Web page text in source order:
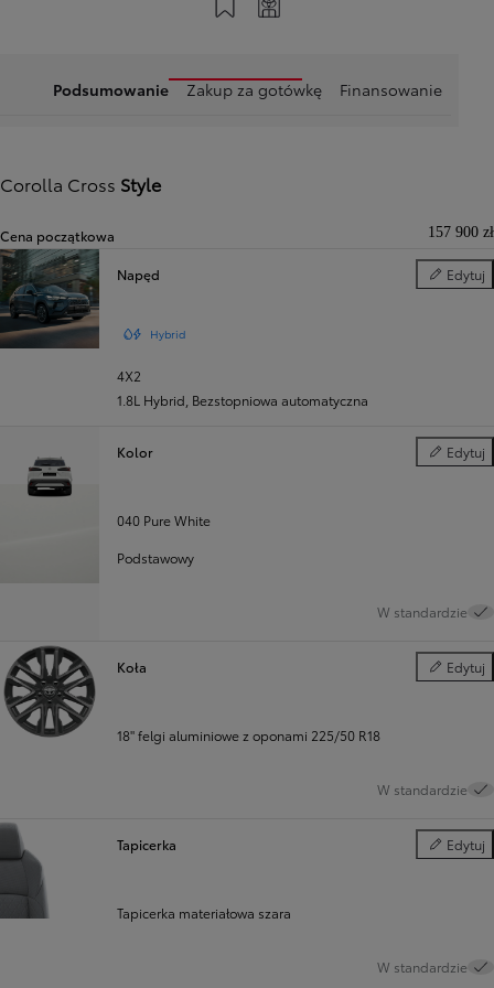
Podsumowanie Zakup za gotówkę Finansowanie
Corolla Cross Style
Cena początkowa 157 900 zł
Napęd Edytuj
Napęd
Hybrid
4X2
1.8L Hybrid Bezstopniowa automatyczna
Kolor Edytuj
Kolor
040 Pure White
Podstawowy
W standardzie
Koła Edytuj
Koła
18" felgi aluminiowe z oponami 225/50 R18
W standardzie
Tapicerka Edytuj
Tapicerka
Tapicerka materiałowa szara
W standardzie